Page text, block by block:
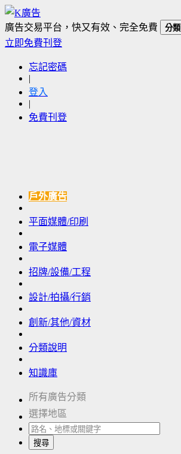
廣告交易平台，快又有效、完全免費 分類
立即免費刊登
忘記密碼
|
登入
|
免費刊登
戶外廣告
平面媒體/印刷
電子媒體
招牌/設備/工程
設計/拍攝/行銷
創新/其他/資材
分類說明
知識庫
所有廣告分類
選擇地區
搜尋